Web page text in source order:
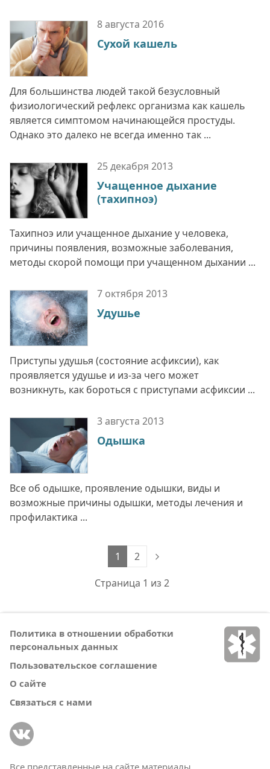
8 августа 2016
Сухой кашель
Для большинства людей такой безусловный
физиологический рефлекс организма как кашель
является симптомом начинающейся простуды.
Однако это далеко не всегда именно так ...
25 декабря 2013
Учащенное дыхание
(тахипноэ)
Тахипноэ или учащенное дыхание у человека,
причины появления, возможные заболевания,
методы скорой помощи при учащенном дыхании ...
7 октября 2013
Удушье
Приступы удушья (состояние асфиксии), как
проявляется удушье и из-за чего может
возникнуть, как бороться с приступами асфиксии ...
3 августа 2013
Одышка
Все об одышке, проявление одышки, виды и
возможные причины одышки, методы лечения и
профилактика ...
Страница 1 из 2
1 2
Политика в отношении обработки
персональных данных
Пользовательское соглашение
О сайте
Связаться с нами
Все представленные на сайте материалы